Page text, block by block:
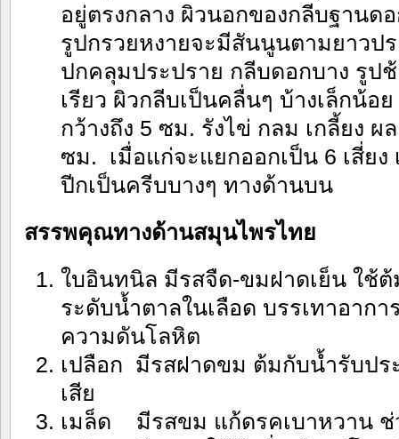
อยู่ตรงกลาง ผิวนอกของกลีบฐานด
รูปกรวยหงายจะมีสันนูนตามยาวป
ปกคลุมประปราย กลีบดอกบาง รูป
เรียว ผิวกลีบเป็นคลื่นๆ บ้างเล็กน้อ
กว้างถึง 5 ซม. รังไข่ กลม เกลี้ยง ผ
ซม. เมื่อแก่จะแยกออกเป็น 6 เสี่ยง
ปีกเป็นครีบบางๆ ทางด้านบน
สรรพคุณทางด้านสมุนไพรไทย
ใบอินทนิล มีรสจืด-ขมฝาดเย็น ใช้
ระดับน้ำตาลในเลือด บรรเทาอาก
ความดันโลหิต
เปลือก มีรสฝาดขม ต้มกับน้ำรับปร
เสีย
เมล็ด มีรสขม แก้ดรคเบาหวาน